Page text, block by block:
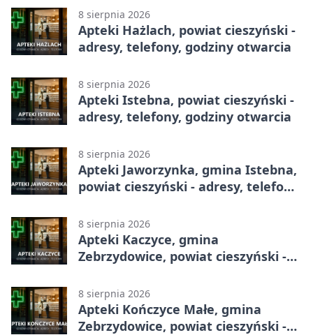
8 sierpnia 2026
Apteki Hażlach, powiat cieszyński -
adresy, telefony, godziny otwarcia
8 sierpnia 2026
Apteki Istebna, powiat cieszyński -
adresy, telefony, godziny otwarcia
8 sierpnia 2026
Apteki Jaworzynka, gmina Istebna,
powiat cieszyński - adresy, telefony,
8 sierpnia 2026
Apteki Kaczyce, gmina
Zebrzydowice, powiat cieszyński -
8 sierpnia 2026
Apteki Kończyce Małe, gmina
Zebrzydowice, powiat cieszyński -